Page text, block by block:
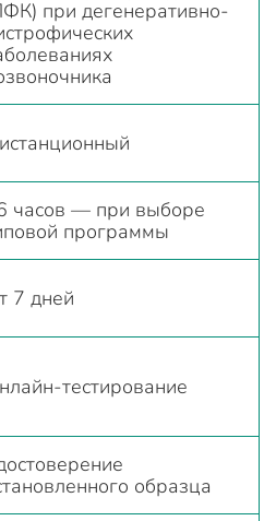
при дегенеративно-
часов — при выборе
программы
7 дней
тестирование
образца